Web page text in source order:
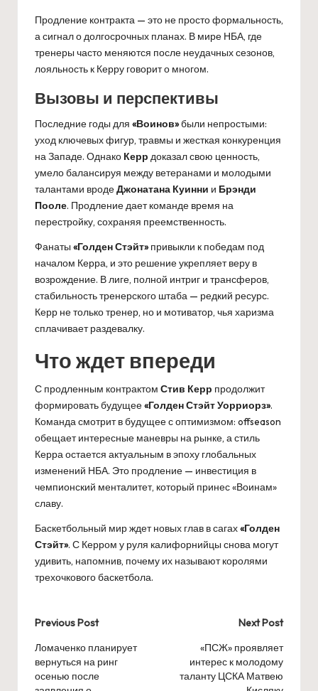
Продление контракта — это не просто формальность,
а сигнал о долгосрочных планах. В мире НБА, где
тренеры часто меняются после неудачных сезонов,
лояльность к Керру говорит о многом.
Вызовы и перспективы
Последние годы для «Воинов»были непростыми:
уход ключевых фигур, травмы и жесткая конкуренция
на Западе. Однако Керр доказал свою ценность,
умело балансируя между ветеранами и молодыми
талантами вродеДжонатана Куинни и Брэнди
Пооле. Продление дает команде время на
перестройку, сохраняя преемственность.
Фанаты «Голден Стэйт»привыкли к победам под
началом Керра, и это решение укрепляет веру в
возрождение. В лиге, полной интриг и трансферов,
стабильность тренерского штаба — редкий ресурс.
Керр не только тренер, но и мотиватор, чья харизма
сплачивает раздевалку.
Что ждет впереди
С продленным контрактом Стив Керр продолжит
формировать будущее«Голден Стэйт Уорриорз».
Команда смотрит в будущее с оптимизмом: offseason
обещает интересные маневры на рынке, а стиль
Керра остается актуальным в эпоху глобальных
изменений НБА. Это продление — инвестиция в
чемпионский менталитет, который принес «Воинам»
славу.
Баскетбольный мир ждет новых глав в сагах«Голден
Стэйт». С Керром у руля калифорнийцы снова могут
удивить, напомнив, почему их называют королями
трехочкового баскетбола.
Post
navigation
Previous Post
Ломаченко планирует
вернуться на ринг
осенью после
Next Post
«ПСЖ» проявляет
интерес к молодому
таланту ЦСКА Матвею